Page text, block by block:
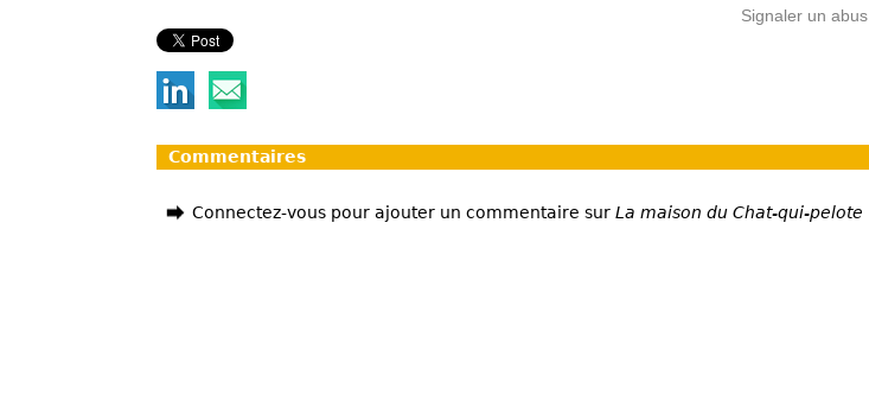
Signaler un abus
Commentaires
Connectez-vous pour ajouter un commentaire sur La maison du Chat-qui-pelote